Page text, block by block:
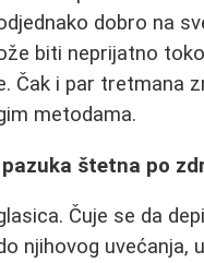
dobro na
biti neprijatno
Čak i par tretmana
metodama.
štetna po
Čuje se da
njihovog uvećanja,